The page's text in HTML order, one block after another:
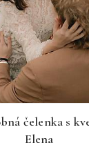
čelenka s
Elena